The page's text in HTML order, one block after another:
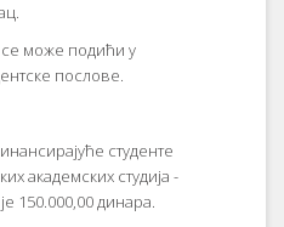
се може подићи у
послове.
студенте
академских студија -
динара.